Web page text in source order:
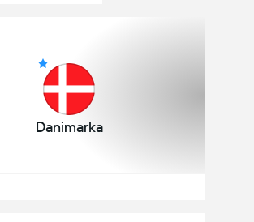
Danimarka